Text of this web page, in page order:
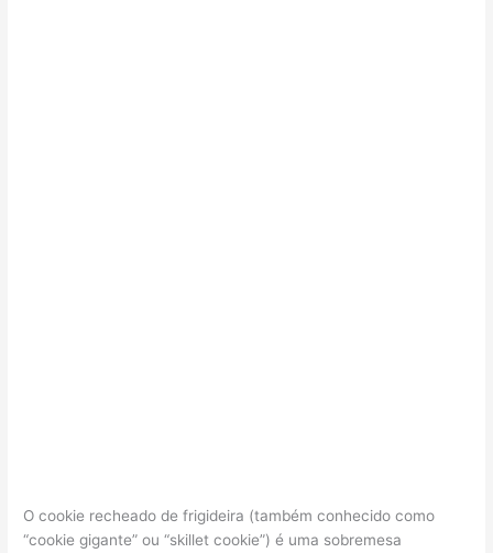
O cookie recheado de frigideira (também conhecido como
“cookie gigante” ou “skillet cookie”) é uma sobremesa